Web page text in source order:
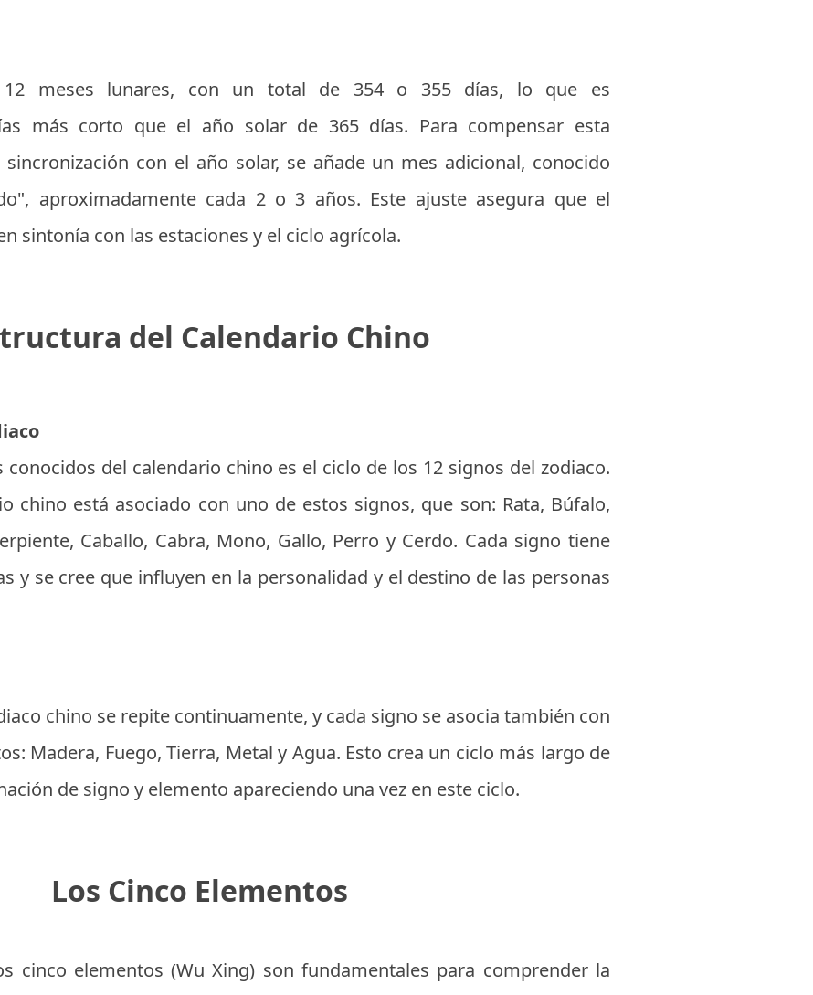
meses lunares, con un total de 354 o 355 días, lo que es
más corto que el año solar de 365 días. Para compensar esta
con el año solar, se añade un mes adicional, conocido
aproximadamente cada 2 o 3 años. Este ajuste asegura que el
sintonía con las estaciones y el ciclo agrícola.
del Calendario Chino
del calendario chino es el ciclo de los 12 signos del zodiaco.
chino está asociado con uno de estos signos, que son: Rata, Búfalo,
Caballo, Cabra, Mono, Gallo, Perro y Cerdo. Cada signo tiene
y se cree que influyen en la personalidad y el destino de las personas
chino se repite continuamente, y cada signo se asocia también con
Madera, Fuego, Tierra, Metal y Agua. Esto crea un ciclo más largo de
de signo y elemento apareciendo una vez en este ciclo.
Los Cinco Elementos
cinco elementos (Wu Xing) son fundamentales para comprender la